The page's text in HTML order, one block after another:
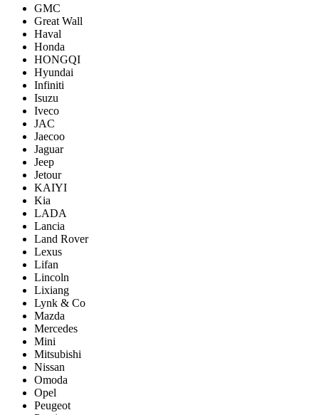
GMC
Great Wall
Haval
Honda
HONGQI
Hyundai
Infiniti
Isuzu
Iveco
JAC
Jaecoo
Jaguar
Jeep
Jetour
KAIYI
Kia
LADA
Lancia
Land Rover
Lexus
Lifan
Lincoln
Lixiang
Lynk & Co
Mazda
Mercedes
Mini
Mitsubishi
Nissan
Omoda
Opel
Peugeot